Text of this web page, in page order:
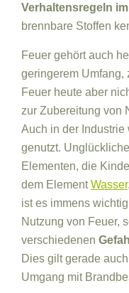
Verhaltensregeln
brennbare Stoffen
Feuer gehört auch
geringerem Umfang,
Feuer heute aber
zur Zubereitung von
Auch in der Industrie
genutzt.
Elementen, die
dem ElementWasser
ist es immens
Nutzung von Feuer,
verschiedenen
Dies gilt gerade
Umgang mit